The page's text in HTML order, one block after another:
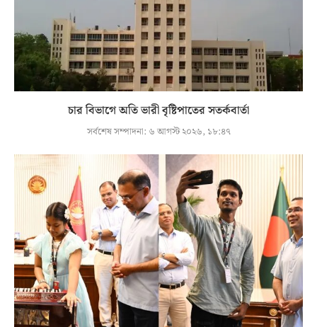
চার বিভাগে অতি ভারী বৃষ্টিপাতের সতর্কবার্তা
সর্বশেষ সম্পাদনা: ৬ আগস্ট ২০২৬, ১৮:৪৭